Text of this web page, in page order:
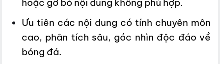
hoặc gỡ bỏ nội dung không phù hợp.
Ưu tiên các nội dung có tính chuyên môn
cao, phân tích sâu, góc nhìn độc đáo về
bóng đá.